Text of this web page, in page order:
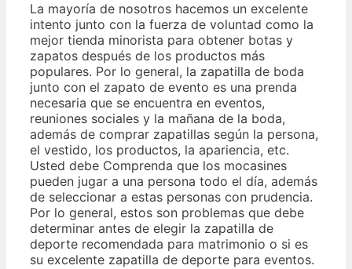
La ​​mayoría de nosotros hacemos un excelente
intento junto con la fuerza de voluntad como la
mejor tienda minorista para obtener botas y
zapatos después de los productos más
populares. Por lo general, la zapatilla de boda
junto con el zapato de evento es una prenda
necesaria que se encuentra en eventos,
reuniones sociales y la mañana de la boda,
además de comprar zapatillas según la persona,
el vestido, los productos, la apariencia, etc.
Usted debe Comprenda que los mocasines
pueden jugar a una persona todo el día, además
de seleccionar a estas personas con prudencia.
Por lo general, estos son problemas que debe
determinar antes de elegir la zapatilla de
deporte recomendada para matrimonio o si es
su excelente zapatilla de deporte para eventos.